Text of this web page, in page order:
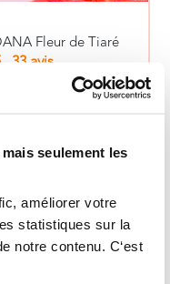
seulement les
améliorer votre
statistiques sur la
notre contenu. C‘est
Fleur de Tiaré
33 avis